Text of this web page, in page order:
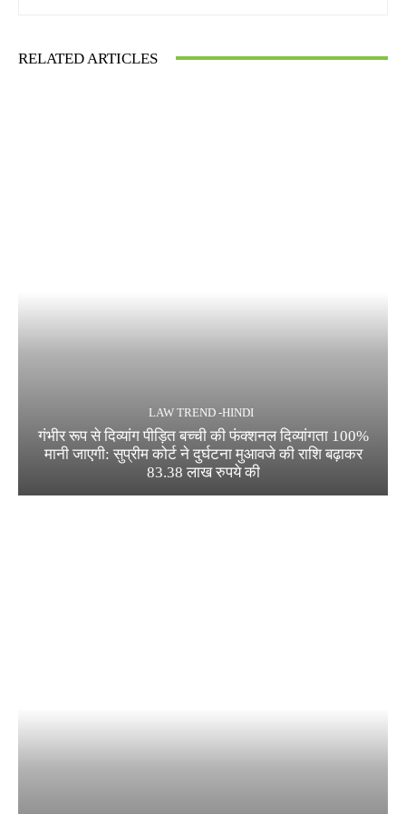
RELATED ARTICLES
LAW TREND -HINDI
गंभीर रूप से दिव्यांग पीड़ित बच्ची की फंक्शनल दिव्यांगता 100%
मानी जाएगी: सुप्रीम कोर्ट ने दुर्घटना मुआवजे की राशि बढ़ाकर
83.38 लाख रुपये की